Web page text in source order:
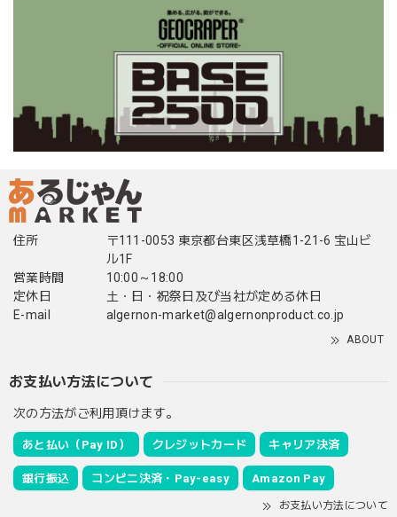
住所
〒111-0053 東京都台東区浅草橋1-21-6 宝山ビ
ル1F
営業時間
10:00～18:00
定休日
土・日・祝祭日及び当社が定める休日
E-mail
algernon-market@algernonproduct.co.jp
ABOUT
お支払い方法について
次の方法がご利用頂けます。
あと払い（Pay ID） クレジットカード キャリア決済
銀行振込 コンビニ決済・Pay-easy Amazon Pay
お支払い方法について